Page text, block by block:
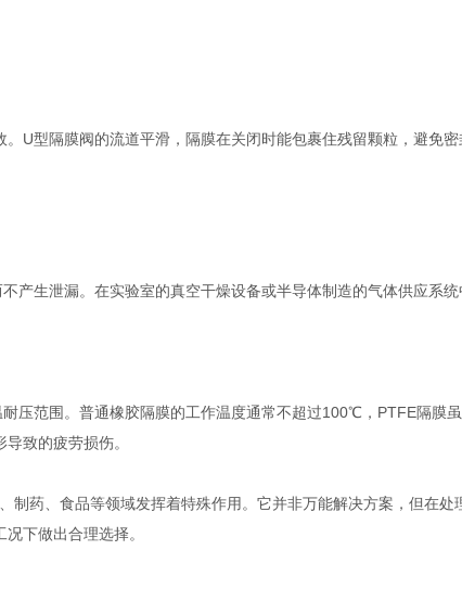
型隔膜阀的流道平滑，隔膜在关闭时能包裹住残留颗粒，避免
生泄漏。在实验室的真空干燥设备或半导体制造的气体供应系统
范围。普通橡胶隔膜的工作温度通常不超过100℃，PTFE隔膜
致的疲劳损伤。
制药、食品等领域发挥着特殊作用。它并非万能解决方案，但在
下做出合理选择。